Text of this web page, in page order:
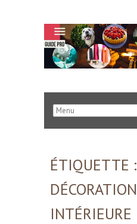
ÉTIQUETTE :
DÉCORATION
INTÉRIEURE